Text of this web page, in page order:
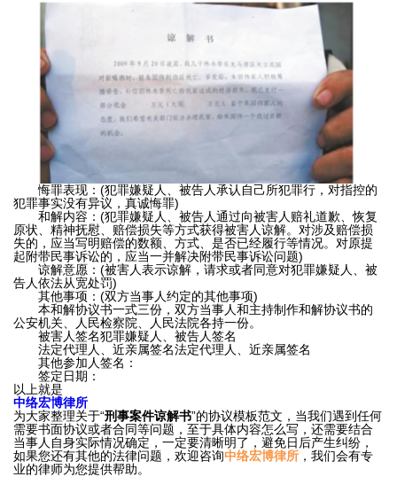
师
专
业
法
问
民
事
案
事
案
件
同
板
刑
事
案
件
债
务
婚
姻
法
律
知
识
案
件
律
问
悔罪表现：(犯罪嫌疑人、被告人承认自己所犯罪行，对指控的
犯罪事实没有异议，真诚悔罪)
和解内容：(犯罪嫌疑人、被告人通过向被害人赔礼道歉、恢复
原状、精神抚慰、赔偿损失等方式获得被害人谅解。对涉及赔偿损
失的，应当写明赔偿的数额、方式、是否已经履行等情况。对原提
起附带民事诉讼的，应当一并解决附带民事诉讼问题)
谅解意愿：(被害人表示谅解，请求或者同意对犯罪嫌疑人、被
告人依法从宽处罚)
其他事项：(双方当事人约定的其他事项)
本和解协议书一式三份，双方当事人和主持制作和解协议书的
公安机关、人民检察院、人民法院各持一份。
被害人签名犯罪嫌疑人、被告人签名
法定代理人、近亲属签名法定代理人、近亲属签名
其他参加人签名：
签定日期：
以上就是
中络宏博律所
为大家整理关于“刑事案件谅解书”的协议模板范文，当我们遇到任何
需要书面协议或者合同等问题，至于具体内容怎么写，还需要结合
当事人自身实际情况确定，一定要清晰明了，避免日后产生纠纷，
如果您还有其他的法律问题，欢迎咨询中络宏博律所 ，我们会有专
业的律师为您提供帮助。